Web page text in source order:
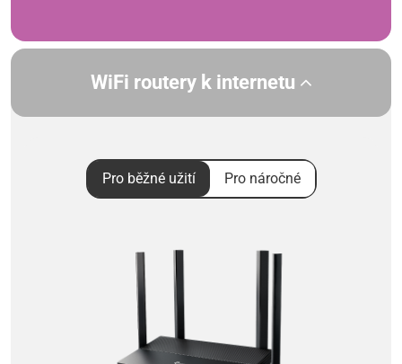
WiFi routery k internetu
Pro běžné užití Pro náročné